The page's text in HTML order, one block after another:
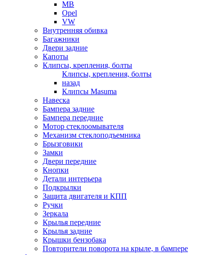
MB
Opel
VW
Внутренняя обивка
Багажники
Двери задние
Капоты
Клипсы, крепления, болты
Клипсы, крепления, болты
назад
Клипсы Masuma
Навеска
Бампера задние
Бампера передние
Мотор стеклоомывателя
Механизм стеклоподъемника
Брызговики
Замки
Двери передние
Кнопки
Детали интерьера
Подкрылки
Защита двигателя и КПП
Ручки
Зеркала
Крылья передние
Крылья задние
Крышки бензобака
Повторители поворота на крыле, в бампере